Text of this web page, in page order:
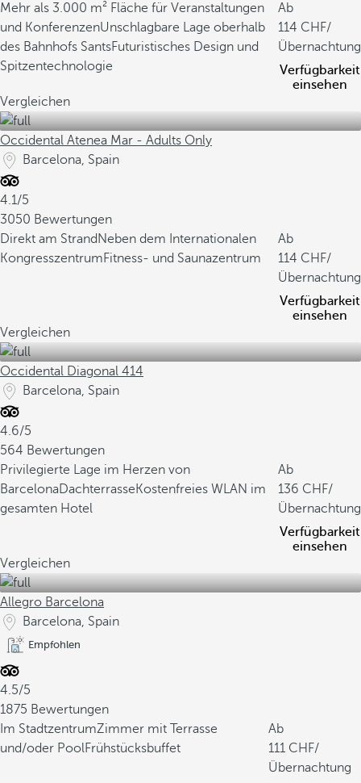
Mehr als 3.000 m² Fläche für Veranstaltungen
und KonferenzenUnschlagbare Lage oberhalb
des Bahnhofs SantsFuturistisches Design und
Spitzentechnologie
Ab
114
/
Übernachtung
Verfügbarkeit
einsehen
Vergleichen
Occidental Atenea Mar - Adults Only
Barcelona, Spain
4.1/5
3050 Bewertungen
Direkt am Strand Neben dem Internationalen
KongresszentrumFitness- und Saunazentrum
Ab
114
/
Übernachtung
Verfügbarkeit
einsehen
Vergleichen
Occidental Diagonal 414
Barcelona, Spain
4.6/5
564 Bewertungen
Privilegierte Lage im Herzen von
BarcelonaDachterrasseKostenfreies WLAN im
gesamten Hotel
Ab
136
/
Übernachtung
Verfügbarkeit
einsehen
Vergleichen
Allegro Barcelona
Barcelona, Spain
Empfohlen
4.5/5
1875 Bewertungen
Im StadtzentrumZimmer mit Terrasse
und/oder PoolFrühstücksbuffet
Ab
111
/
Übernachtung